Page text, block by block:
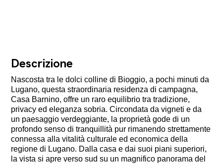
Descrizione
Nascosta tra le dolci colline di Bioggio, a pochi minuti da
Lugano, questa straordinaria residenza di campagna,
Casa Barnino, offre un raro equilibrio tra tradizione,
privacy ed eleganza sobria. Circondata da vigneti e da
un paesaggio verdeggiante, la proprietà gode di un
profondo senso di tranquillità pur rimanendo strettamente
connessa alla vitalità culturale ed economica della
regione di Lugano. Dalla casa e dai suoi piani superiori,
la vista si apre verso sud su un magnifico panorama del